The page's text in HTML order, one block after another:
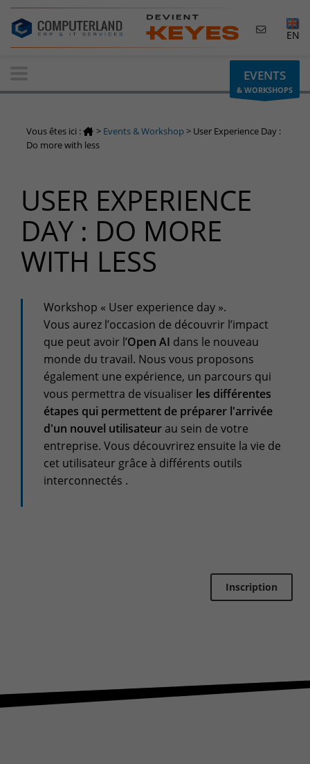
Contactez-nous
Demande d'informations
N'hésitez pas à nous contacter
+32(0)800 12 512
info-cpld@keyes.eu
Luxembourg
+352 26 59 06 86
info-cpld@keyes.eu
Accès à la zone d'information réservée aux clients :
Espace client
Centre de services
Support pour incidents & demandes de services
+32(0)800/12.712 (Belgique - Fr)
+32(0)800/12.812 (Belgique - Nl)
+352 8002 45 46 (Luxembourg - Fr)
support-cpld@keyes.eu
Service Clients
EN
EVENTS
& WORKSHOPS
Vous êtes ici : > Events & Workshop > User Experience Day :
Do more with less
USER EXPERIENCE
DAY : DO MORE
WITH LESS
Workshop « User experience day ».
Vous aurez l’occasion de découvrir l’impact
que peut avoir l’Open AI dans le nouveau
monde du travail. Nous vous proposons
également une expérience, un parcours qui
vous permettra de visualiser les différentes
étapes qui permettent de préparer l'arrivée
d'un nouvel utilisateurau sein de votre
entreprise. Vous découvrirez ensuite la vie de
cet utilisateur grâce à différents outils
interconnectés .
Inscription